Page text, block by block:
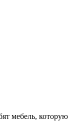
мебель, которую